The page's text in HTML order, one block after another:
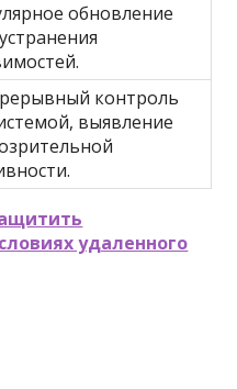
обновление
контроль
выявление
удаленного